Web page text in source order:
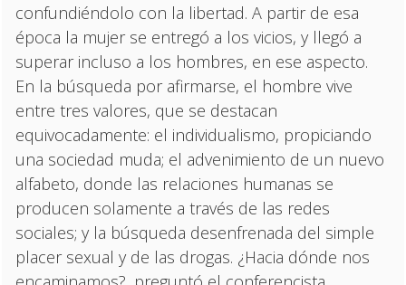
confundiéndolo con la libertad. A partir de esa
época la mujer se entregó a los vicios, y llegó a
superar incluso a los hombres, en ese aspecto.
En la búsqueda por afirmarse, el hombre vive
entre tres valores, que se destacan
equivocadamente: el individualismo, propiciando
una sociedad muda; el advenimiento de un nuevo
alfabeto, donde las relaciones humanas se
producen solamente a través de las redes
sociales; y la búsqueda desenfrenada del simple
placer sexual y de las drogas. ¿Hacia dónde nos